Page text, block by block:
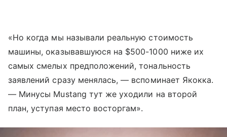
«Но когда мы называли реальную стоимость
машины, оказывавшуюся на $500-1000 ниже их
самых смелых предположений, тональность
заявлений сразу менялась, — вспоминает Якокка.
— Минусы Mustang тут же уходили на второй
план, уступая место восторгам».